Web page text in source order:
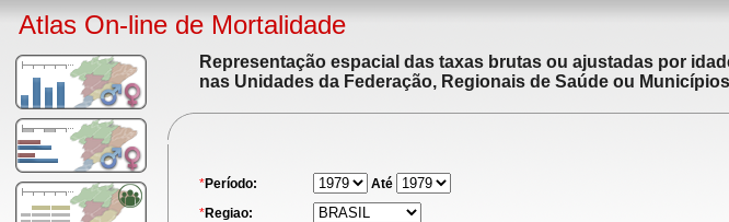
Atlas On-line de Mortalidade
Representação espacial das taxas brutas ou ajustadas por
nas Unidades da Federação, Regionais de Saúde ou
*Período:
Até
*Regiao: